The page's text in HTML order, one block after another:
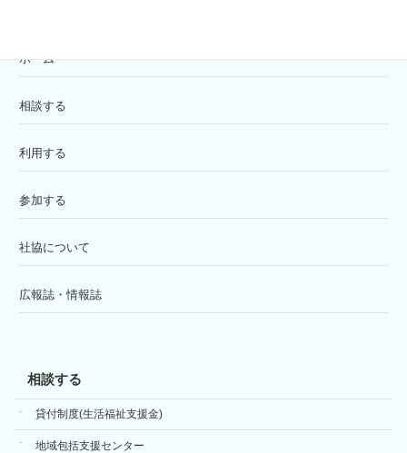
ホーム
相談する
利用する
参加する
社協について
広報誌・情報誌
相談する
貸付制度(生活福祉支援金)
地域包括支援センター